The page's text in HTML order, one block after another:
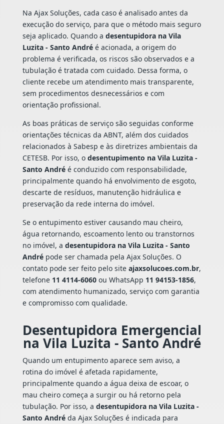
Na Ajax Soluções, cada caso é analisado antes da
execução do serviço, para que o método mais seguro
seja aplicado. Quando a desentupidora na Vila
Luzita - Santo Andréé acionada, a origem do
problema é verificada, os riscos são observados e a
tubulação é tratada com cuidado. Dessa forma, o
cliente recebe um atendimento mais transparente,
sem procedimentos desnecessários e com
orientação profissional.
As boas práticas de serviço são seguidas conforme
orientações técnicas da ABNT, além dos cuidados
relacionados à Sabesp e às diretrizes ambientais da
CETESB. Por isso, o desentupimento na Vila Luzita -
Santo Andréé conduzido com responsabilidade,
principalmente quando há envolvimento de esgoto,
descarte de resíduos, manutenção hidráulica e
preservação da rede interna do imóvel.
Se o entupimento estiver causando mau cheiro,
água retornando, escoamento lento ou transtornos
no imóvel, a desentupidora na Vila Luzita - Santo
Andrépode ser chamada pela Ajax Soluções. O
contato pode ser feito pelo site ajaxsolucoes.com.br,
telefone 11 4114-6060ou WhatsApp 11 94153-1856,
com atendimento humanizado, serviço com garantia
e compromisso com qualidade.
Desentupidora Emergencial
na Vila Luzita - Santo André
Quando um entupimento aparece sem aviso, a
rotina do imóvel é afetada rapidamente,
principalmente quando a água deixa de escoar, o
mau cheiro começa a surgir ou há retorno pela
tubulação. Por isso, a desentupidora na Vila Luzita -
Santo Andréda Ajax Soluções é indicada para